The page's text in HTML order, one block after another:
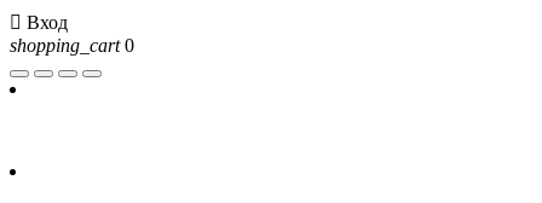
 Вход
shopping_cart 0